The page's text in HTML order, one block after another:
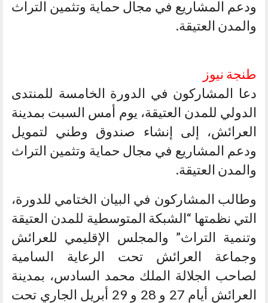
ودعم المشاريع في مجال حماية وتثمين التراث
والمدن العتيقة.
طنجة نيوز
دعا المشاركون في الدورة الخامسة للمنتدى
الدولي للمدن العتيقة، يوم أمس السبت بمدينة
العرائش، إلى إنشاء صندوق وطني لتمويل
ودعم المشاريع في مجال حماية وتثمين التراث
والمدن العتيقة.
وطالب المشاركون في البيان الختامي للدورة،
التي نظمتها “الشبكة المتوسطية للمدن العتيقة
وتنمية التراث” والمجلس الإقليمي للعرائش
وجماعة العرائش تحت الرعاية السامية
لصاحب الجلالة الملك محمد السادس، بمدينة
العرائش أيام 27 و 28 و 29 أبريل الجاري تحت